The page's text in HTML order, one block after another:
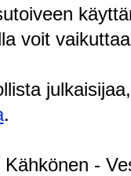
voit
.
-